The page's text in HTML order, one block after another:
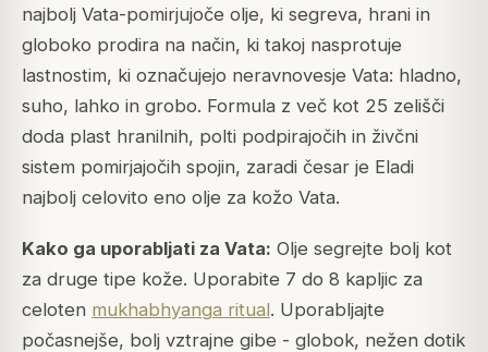
najbolj Vata-pomirjujoče olje, ki segreva, hrani in
globoko prodira na način, ki takoj nasprotuje
lastnostim, ki označujejo neravnovesje Vata: hladno,
suho, lahko in grobo. Formula z več kot 25 zelišči
doda plast hranilnih, polti podpirajočih in živčni
sistem pomirjajočih spojin, zaradi česar je Eladi
najbolj celovito eno olje za kožo Vata.
Kako ga uporabljati za Vata: Olje segrejte bolj kot
za druge tipe kože. Uporabite 7 do 8 kapljic za
celoten mukhabhyanga ritual. Uporabljajte
počasnejše, bolj vztrajne gibe - globok, nežen dotik